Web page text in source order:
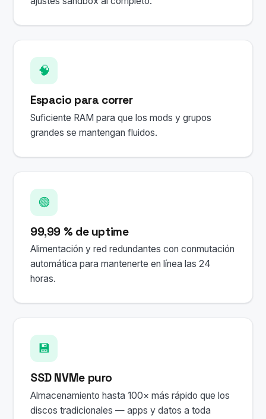
🧠
Espacio para correr
Suficiente RAM para que los mods y grupos
grandes se mantengan fluidos.
🟢
99,99 % de uptime
Alimentación y red redundantes con conmutación
automática para mantenerte en línea las 24
horas.
💾
SSD NVMe puro
Almacenamiento hasta 100× más rápido que los
discos tradicionales — apps y datos a toda